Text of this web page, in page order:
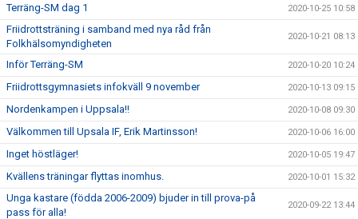
Terräng-SM dag 1 2020-10-25 10:58
Friidrottsträning i samband med nya råd från
Folkhälsomyndigheten
2020-10-21 08:13
Inför Terräng-SM 2020-10-20 10:24
Friidrottsgymnasiets infokväll 9 november 2020-10-13 09:15
Nordenkampen i Uppsala!! 2020-10-08 09:30
Välkommen till Upsala IF, Erik Martinsson! 2020-10-06 16:00
Inget höstläger! 2020-10-05 19:47
Kvällens träningar flyttas inomhus. 2020-10-01 15:32
Unga kastare (födda 2006-2009) bjuder in till prova-på
pass för alla!
2020-09-22 13:44